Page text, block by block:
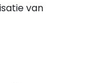
van